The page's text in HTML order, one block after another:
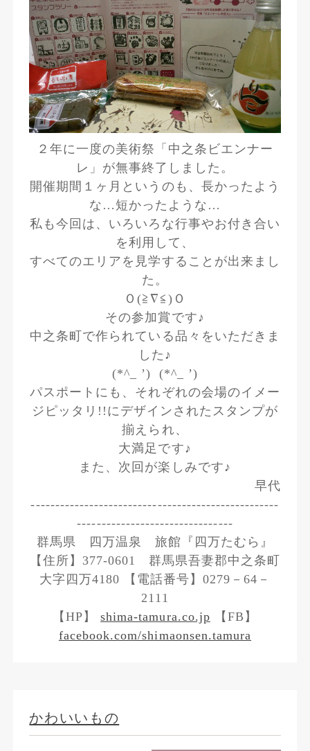
２年に一度の美術祭「中之条ビエンナー
レ」が無事終了しました。
開催期間１ヶ月というのも、長かったよう
な…短かったような…
私も今回は、いろいろな行事やお付き合い
を利用して、
すべてのエリアを見学することが出来まし
た。
Ｏ(≧∇≦)Ｏ
その参加賞です♪
中之条町で作られている品々をいただきま
した♪
(*^_ ’) (*^_ ’)
パスポートにも、それぞれの会場のイメー
ジピッタリ!!にデザインされたスタンプが
揃えられ、
大満足です♪
また、次回が楽しみです♪
早代
---------------------------------------------------
--------------------------------
群馬県 四万温泉 旅館『四万たむら』
【住所】377-0601 群馬県吾妻郡中之条町
大字四万4180 【電話番号】0279－64－
2111
【HP】shima-tamura.co.jp 【FB】
facebook.com/shimaonsen.tamura
かわいいもの